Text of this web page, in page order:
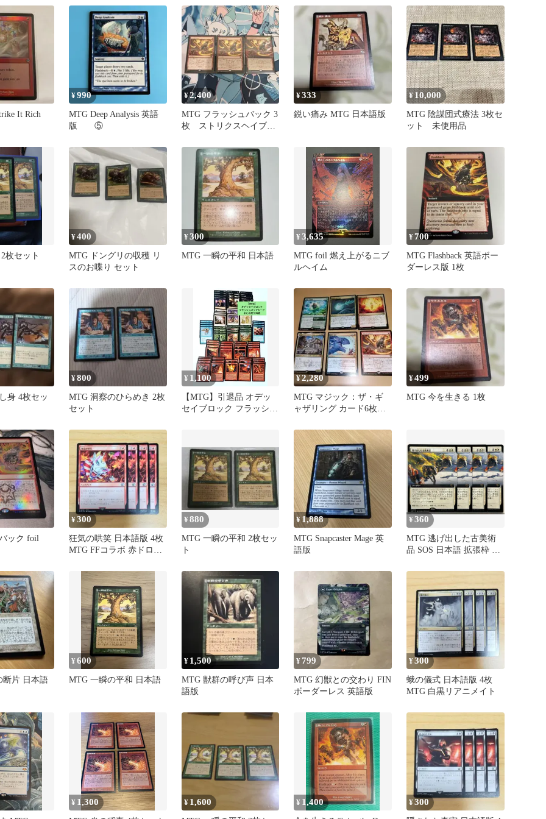
It Rich
¥990
MTG Deep Analysis 英語
版 ⑤
¥2,400
MTG フラッシュバック 3
枚 ストリクスヘイブン
¥333
鋭い痛み MTG 日本語版
¥ 10,000
MTG 陰謀団式療法 3枚セ
ット 未使用品
枚セット
¥400
MTG ドングリの収穫 リ
スのお喋り セット
¥300
MTG 一瞬の平和 日本語
¥3,635
MTG foil 燃え上がるニブ
ルヘイム
¥700
MTG Flashback 英語ボー
ダーレス版 1枚
身 4枚セッ
¥800
MTG 洞察のひらめき 2枚
セット
¥ 1,100
【MTG】引退品 オデッ
セイブロック フラッシュ
¥2,280
MTG マジック：ザ・ギ
ャザリング カード6枚セ
¥499
MTG 今を生きる 1枚
ック foil
¥300
狂気の哄笑 日本語版 4枚
MTG FFコラボ 赤ドロー
¥880
MTG 一瞬の平和 2枚セッ
ト
¥ 1,888
MTG Snapcaster Mage 英
語版
¥360
MTG 逃げ出した古美術
品 SOS 日本語 拡張枠 4
断片 日本語
¥600
MTG 一瞬の平和 日本語
¥ 1,500
MTG 獣群の呼び声 日本
語版
¥ 799
MTG 幻獣との交わり FIN
ボーダーレス 英語版
¥300
蛾の儀式 日本語版 4枚
MTG 白黒リアニメイト
¥ 1,300 ¥ 1,600 ¥ 1,400 ¥300